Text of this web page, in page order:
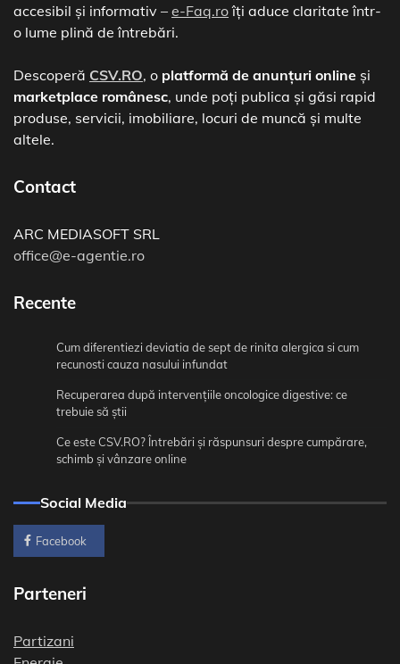
accesibil și informativ – e-Faq.roîți aduce claritate într-
o lume plină de întrebări.
Descoperă CSV.RO, o platformă de anunțuri online și
marketplace românesc, unde poți publica și găsi rapid
produse, servicii, imobiliare, locuri de muncă și multe
altele.
Contact
ARC MEDIASOFT SRL
office@e-agentie.ro
Recente
Cum diferentiezi deviatia de sept de rinita alergica si cum
recunosti cauza nasului infundat
Recuperarea după intervențiile oncologice digestive: ce
trebuie să știi
Ce este CSV.RO? Întrebări și răspunsuri despre cumpărare,
schimb și vânzare online
Social Media
Facebook
Parteneri
Partizani